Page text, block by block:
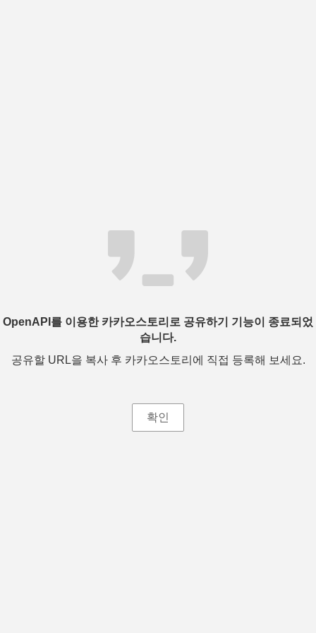
OpenAPI를 이용한 카카오스토리로 공유하기 기능이 종료되었
습니다.
공유할 URL을 복사 후 카카오스토리에 직접 등록해 보세요.
확인